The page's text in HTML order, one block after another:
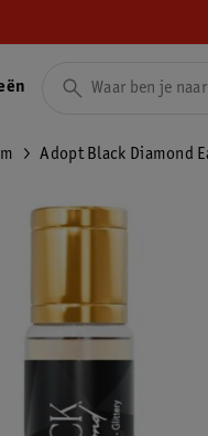
Adopt Black Diamond